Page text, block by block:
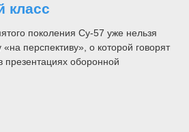
класс
поколения Су-57 уже нельзя
перспективу», о которой говорят
презентациях оборонной